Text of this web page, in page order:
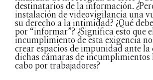
destinatarios de la información.
instalación de videovigilancia una
su derecho a la intimidad? ¿Qué
por “informar”? ¿Significa esto que
incumplimiento de esta exigencia
crear espacios de impunidad ante
dichas cámaras de incumplimientos
cabo por trabajadores?